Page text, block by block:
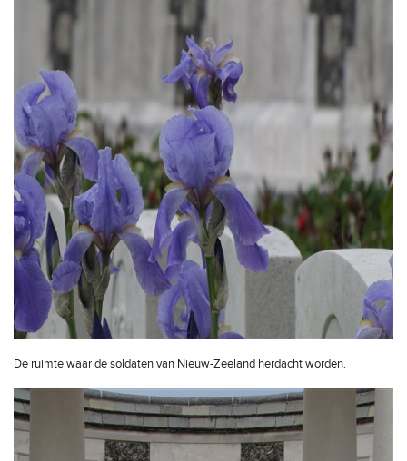
De ruimte waar de soldaten van Nieuw-Zeeland herdacht worden.